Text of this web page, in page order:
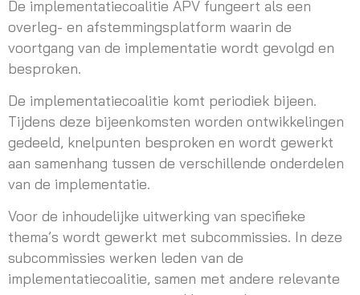
De implementatiecoalitie APV fungeert als een
overleg- en afstemmingsplatform waarin de
voortgang van de implementatie wordt gevolgd en
besproken.
De implementatiecoalitie komt periodiek bijeen.
Tijdens deze bijeenkomsten worden ontwikkelingen
gedeeld, knelpunten besproken en wordt gewerkt
aan samenhang tussen de verschillende onderdelen
van de implementatie.
Voor de inhoudelijke uitwerking van specifieke
thema’s wordt gewerkt met subcommissies. In deze
subcommissies werken leden van de
implementatiecoalitie, samen met andere relevante